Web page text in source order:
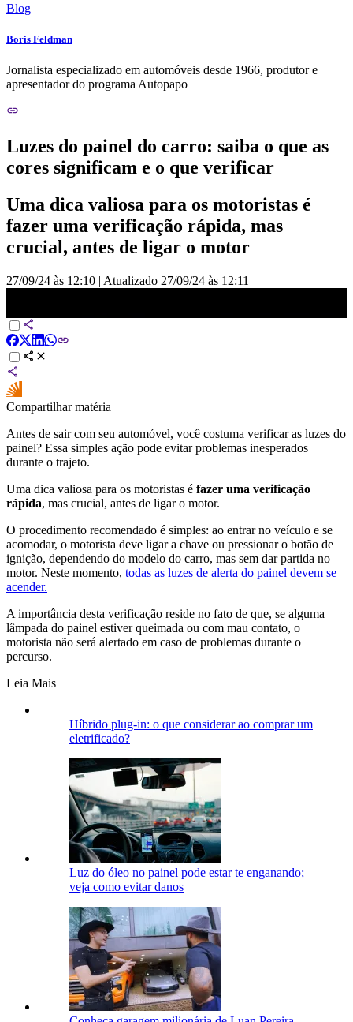
Blog
Boris Feldman
Jornalista especializado em automóveis desde 1966, produtor e
apresentador do programa Autopapo
Luzes do painel do carro: saiba o que as
cores significam e o que verificar
Uma dica valiosa para os motoristas é
fazer uma verificação rápida, mas
crucial, antes de ligar o motor
27/09/24 às 12:10 | Atualizado 27/09/24 às 12:11
Compartilhar matéria
Antes de sair com seu automóvel, você costuma verificar as luzes do
painel? Essa simples ação pode evitar problemas inesperados
durante o trajeto.
Uma dica valiosa para os motoristas é fazer uma verificação
rápida, mas crucial, antes de ligar o motor.
O procedimento recomendado é simples: ao entrar no veículo e se
acomodar, o motorista deve ligar a chave ou pressionar o botão de
ignição, dependendo do modelo do carro, mas sem dar partida no
motor. Neste momento, todas as luzes de alerta do painel devem se
acender.
A importância desta verificação reside no fato de que, se alguma
lâmpada do painel estiver queimada ou com mau contato, o
motorista não será alertado em caso de problemas durante o
percurso.
Leia Mais
Híbrido plug-in: o que considerar ao comprar um
eletrificado?
Luz do óleo no painel pode estar te enganando;
veja como evitar danos